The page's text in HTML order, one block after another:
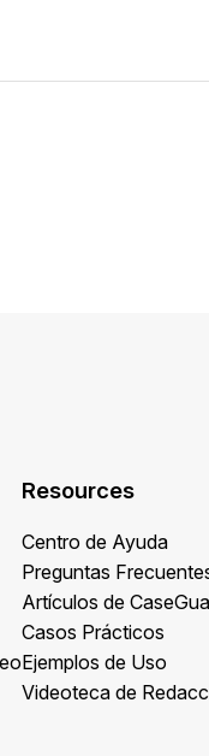
Resources
Centro de Ayuda
Preguntas
Artículos de
Casos Prácticos
Ejemplos de Uso
Videoteca de